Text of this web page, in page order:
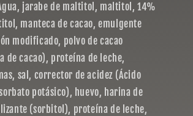
jarabe de maltitol, maltitol, 14%
manteca de cacao, emulgente
modificado, polvo de cacao
de cacao), proteína de leche,
sal, corrector de acidez (Ácido
potásico), huevo, harina de
(sorbitol), proteína de leche,